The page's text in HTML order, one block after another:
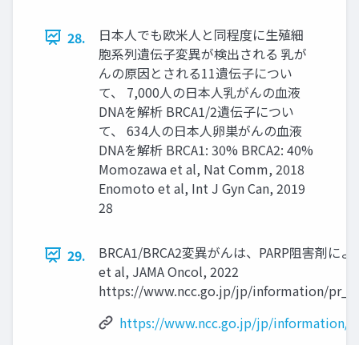
28.
日本人でも欧米人と同程度に生殖細
胞系列遺伝子変異が検出される 乳が
んの原因とされる11遺伝子につい
て、 7,000人の日本人乳がんの血液
DNAを解析 BRCA1/2遺伝子につい
て、 634人の日本人卵巣がんの血液
DNAを解析 BRCA1: 30% BRCA2: 40%
Momozawa et al, Nat Comm, 2018
Enomoto et al, Int J Gyn Can, 2019
28
29.
BRCA1/BRCA2変異がんは、PARP阻害剤に
et al, JAMA Oncol, 2022
https://www.ncc.go.jp/jp/information/
https://www.ncc.go.jp/jp/information/